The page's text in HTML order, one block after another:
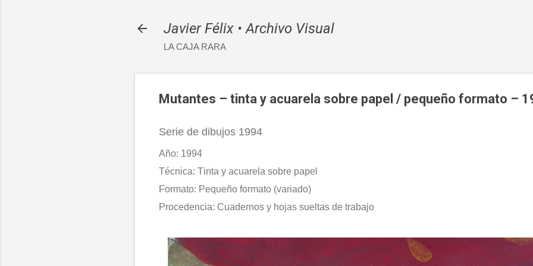
Javier Félix • Archivo Visual
LA CAJA RARA
Mutantes – tinta y acuarela sobre papel / pequeño formato –
Serie de dibujos 1994
Año: 1994
Técnica: Tinta y acuarela sobre papel
Formato: Pequeño formato (variado)
Procedencia: Cuadernos y hojas sueltas de trabajo